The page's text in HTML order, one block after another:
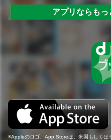
アプリならもっ
Appleのロゴ、App Storeは、米国もしく